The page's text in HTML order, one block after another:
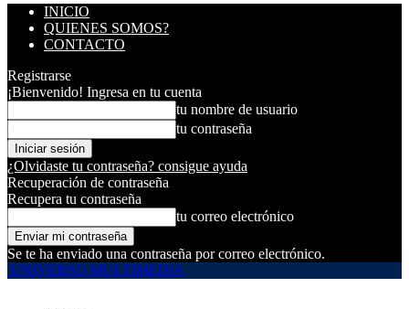
INICIO
QUIENES SOMOS?
CONTACTO
Registrarse
¡Bienvenido! Ingresa en tu cuenta
tu nombre de usuario
tu contraseña
¿Olvidaste tu contraseña? consigue ayuda
Recuperación de contraseña
Recupera tu contraseña
tu correo electrónico
Se te ha enviado una contraseña por correo electrónico.
UNIVERSO MULTIMEDIA